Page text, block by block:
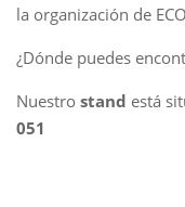
la organización de
¿Dónde puedes
Nuestro stand está
051